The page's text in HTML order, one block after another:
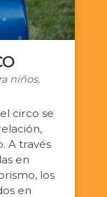
niños,
circo se
A través
en
los
en